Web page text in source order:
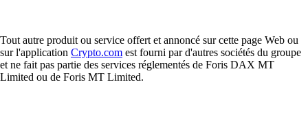
Tout autre produit ou service offert et annoncé sur cette page Web ou
sur l'application Crypto.com est fourni par d'autres sociétés du groupe
et ne fait pas partie des services réglementés de Foris DAX MT
Limited ou de Foris MT Limited.